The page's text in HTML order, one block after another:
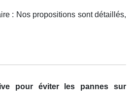
: Nos propositions sont détaillés,
pour éviter les pannes sur